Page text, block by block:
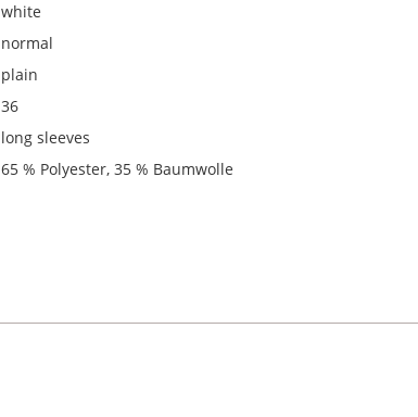
white
normal
plain
36
long sleeves
65 % Polyester, 35 % Baumwolle